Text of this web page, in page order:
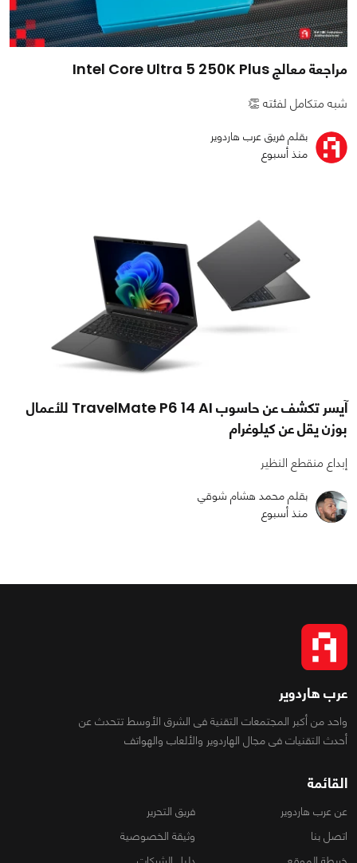
مراجعة معالج Intel Core Ultra 5 250K Plus
شبه متكامل لفئته 👏
بقلم فريق عرب هاردوير
منذ أسبوع
آيسر تكشف عن حاسوب TravelMate P6 14 AI للأعمال
بوزن يقل عن كيلوغرام
إبداع منقطع النظير
بقلم محمد هشام شوقي
منذ أسبوع
عرب هاردوير
واحد من أكبر المجتمعات التقنية فى الشرق الأوسط تتحدث عن
أحدث التقنيات فى مجال الهاردوير والألعاب والهواتف
القائمة
عن عرب هاردوير
فريق التحرير
اتصل بنا
وثيقة الخصوصية